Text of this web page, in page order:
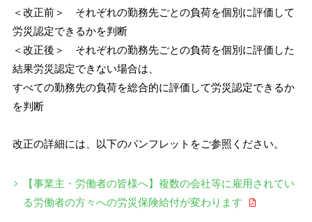
＜改正前＞ それぞれの勤務先ごとの負荷を個別に評価して
労災認定できるかを判断
＜改正後＞ それぞれの勤務先ごとの負荷を個別に評価した
結果労災認定できない場合は、
すべての勤務先の負荷を総合的に評価して労災認定できるか
を判断
改正の詳細には、以下のパンフレットをご参照ください。
【事業主・労働者の皆様へ】複数の会社等に雇用されてい
る労働者の方々への労災保険給付が変わります